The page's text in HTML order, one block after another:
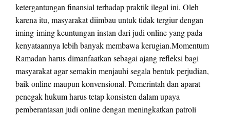
ketergantungan finansial terhadap praktik ilegal ini. Oleh
karena itu, masyarakat diimbau untuk tidak tergiur dengan
iming-iming keuntungan instan dari judi online yang pada
kenyataannya lebih banyak membawa kerugian.Momentum
Ramadan harus dimanfaatkan sebagai ajang refleksi bagi
masyarakat agar semakin menjauhi segala bentuk perjudian,
baik online maupun konvensional. Pemerintah dan aparat
penegak hukum harus tetap konsisten dalam upaya
pemberantasan judi online dengan meningkatkan patroli